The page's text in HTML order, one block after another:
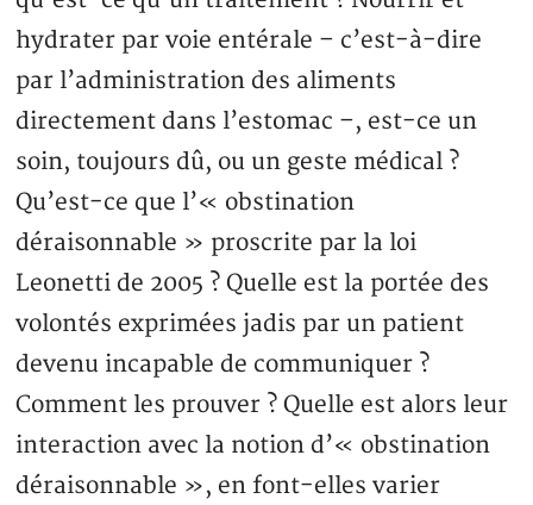
hydrater par voie entérale – c’est-à-dire
par l’administration des aliments
directement dans l’estomac –, est-ce un
soin, toujours dû, ou un geste médical ?
Qu’est-ce que l’« obstination
déraisonnable » proscrite par la loi
Leonetti de 2005 ? Quelle est la portée des
volontés exprimées jadis par un patient
devenu incapable de communiquer ?
Comment les prouver ? Quelle est alors leur
interaction avec la notion d’« obstination
déraisonnable », en font-elles varier